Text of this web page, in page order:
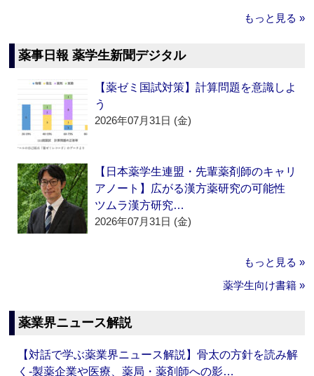
もっと見る »
薬事日報 薬学生新聞デジタル
【薬ゼミ国試対策】計算問題を意識しよ
う
2026年07月31日 (金)
【日本薬学生連盟・先輩薬剤師のキャリ
アノート】広がる漢方薬研究の可能性
ツムラ漢方研究…
2026年07月31日 (金)
もっと見る »
薬学生向け書籍 »
薬業界ニュース解説
【対話で学ぶ薬業界ニュース解説】骨太の方針を読み解
く‐製薬企業や医療、薬局・薬剤師への影…